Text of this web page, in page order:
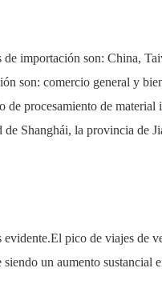
de importación son: China,
son: comercio general y
de procesamiento de
de Shanghái, la provincia de
pico de viajes de
un aumento sustancial